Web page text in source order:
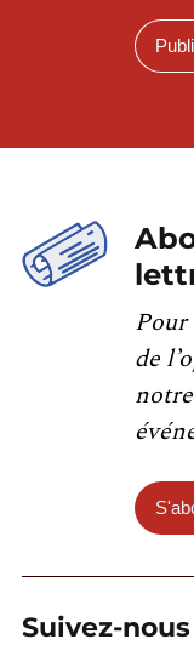
Pour
de
Suivez-nous